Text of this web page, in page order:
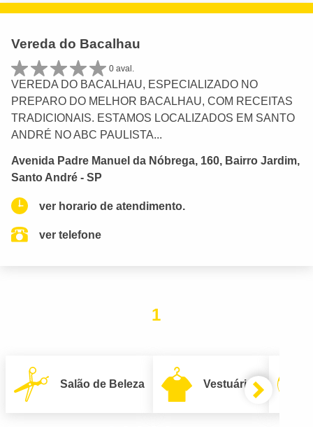
Vereda do Bacalhau
0 aval.
VEREDA DO BACALHAU, ESPECIALIZADO NO
PREPARO DO MELHOR BACALHAU, COM RECEITAS
TRADICIONAIS. ESTAMOS LOCALIZADOS EM SANTO
ANDRÉ NO ABC PAULISTA...
Avenida Padre Manuel da Nóbrega, 160, Bairro Jardim,
Santo André - SP
ver horario de atendimento.
ver telefone
1
Salão de Beleza Vestuário